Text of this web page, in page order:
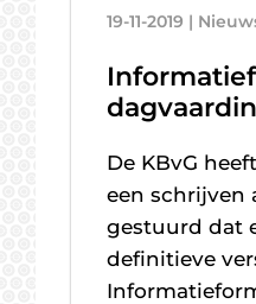
19-11-2019 |
De KBvG
een schrijven
gestuurd dat
definitieve